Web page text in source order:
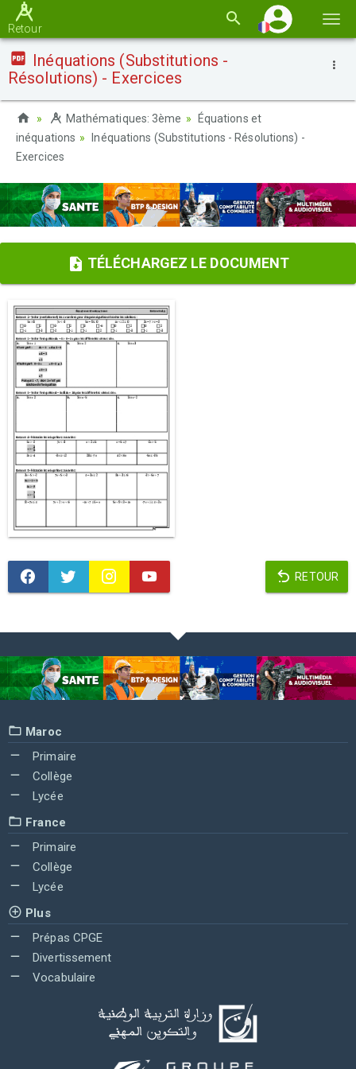
la
Retour
Inéquations (Substitutions -
Résolutions) - Exercices
Mathématiques: 3ème
Équations et
inéquations
Inéquations (Substitutions - Résolutions) -
Exercices
TÉLÉCHARGEZ LE DOCUMENT
RETOUR
Maroc
Primaire
Collège
Lycée
France
Primaire
Collège
Lycée
Plus
Prépas CPGE
Divertissement
Vocabulaire